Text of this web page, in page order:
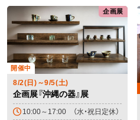
企画展
開催中
8/2(日)～9/5(土)
企画展『沖縄の器』展
10:00～17:00 （水・祝日定休）